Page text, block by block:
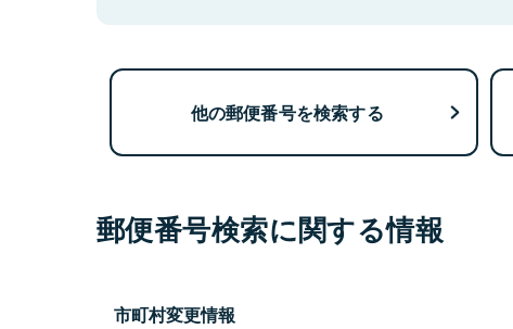
他の郵便番号を検索する
郵便番号検索に関する情報
市町村変更情報